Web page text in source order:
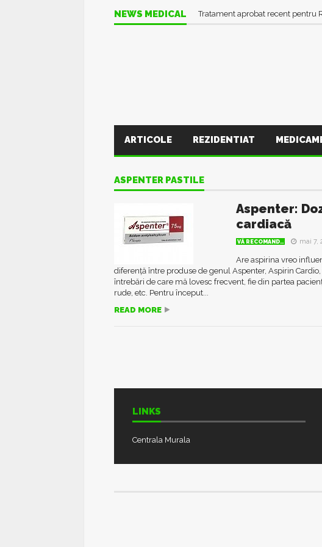
NEWS MEDICAL Tratament aprobat recent pentru
ARTICOLE REZIDENTIAT
ASPENTER PASTILE
Aspenter:
cardiacă
VĂ RECOMAND.. mai 7,
Are aspirina vreo
diferență între produse de genul Aspenter, Aspirin
întrebări de care mă lovesc frecvent, fie din partea
rude, etc. Pentru început...
READ MORE
LINKS
Centrala Murala